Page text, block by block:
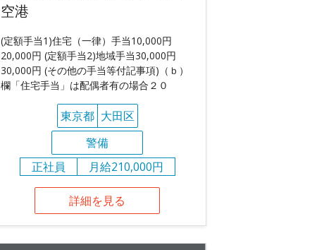
空港
(定額手当1)住宅（一律）手当10,000円
20,000円 (定額手当2)地域手当30,000円
30,000円 (その他の手当等付記事項)（ｂ）
欄「住宅手当」は配偶者有の場合２０
東京都 大田区
警備
正社員
月給210,000円
詳細を見る